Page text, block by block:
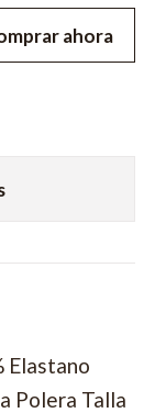
ahora
Elastano
Polera Talla